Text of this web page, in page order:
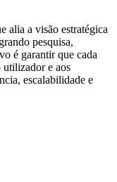
alia a visão estratégica
pesquisa,
é garantir que cada
utilizador e aos
escalabilidade e